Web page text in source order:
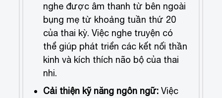
nghe được âm thanh từ bên ngoài
bụng mẹ từ khoảng tuần thứ 20
của thai kỳ. Việc nghe truyện có
thể giúp phát triển các kết nối thần
kinh và kích thích não bộ của thai
nhi.
Cải thiện kỹ năng ngôn ngữ:Việc